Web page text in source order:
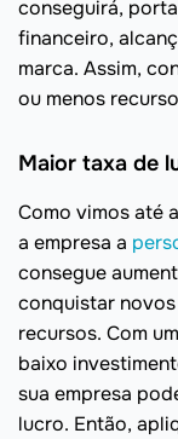
conseguirá,
financeiro,
marca. Assim,
ou menos
Maior taxa de
Como vimos até
a empresa a
consegue
conquistar
recursos. Com
baixo
sua empresa
lucro. Então,